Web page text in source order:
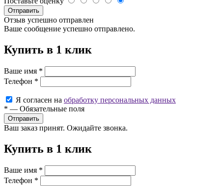
Отправить
Отзыв успешно отправлен
Ваше сообщение успешно отправлено.
Купить в 1 клик
Ваше имя *
Телефон *
Я согласен на обработку персональных данных
* — Обязательные поля
Ваш заказ принят. Ожидайте звонка.
Купить в 1 клик
Ваше имя *
Телефон *